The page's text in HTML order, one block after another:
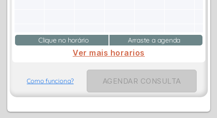
Clique no horário Arraste a agenda
Ver mais horarios
Como funciona? AGENDAR CONSULTA